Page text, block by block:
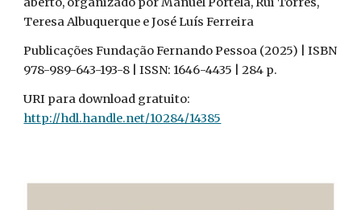
Teresa Albuquerque e José Luís Ferreira
Publicações Fundação Fernando Pessoa (2025) | ISBN
978-989-643-193-8 | ISSN: 1646-4435 | 284 p.
URI para download gratuito:
http://hdl.handle.net/10284/14385